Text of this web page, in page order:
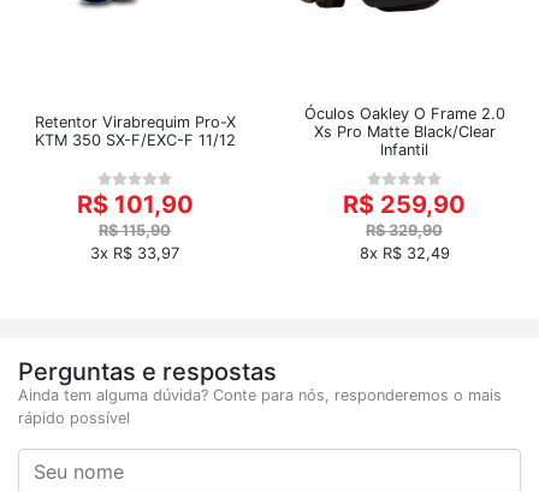
Retentor Virabrequim Pro-X
KTM 350 SX-F/EXC-F 11/12
R$ 101,90
R$ 115,90
3x R$ 33,97
Óculos Oakley O Frame 2.0
Xs Pro Matte Black/Clear
Infantil
R$ 259,90
R$ 329,90
8x R$ 32,49
Perguntas e respostas
Ainda tem alguma dúvida? Conte para nós, responderemos o mais
rápido possível